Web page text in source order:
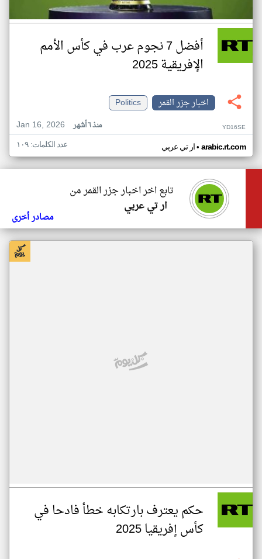
أفضل 7 نجوم عرب في كأس الأمم
الإفريقية 2025
اخبار جزر القمر
Politics
Jan 16, 2026
منذ ٦ أشهر YD16SE
ار تي عربي• arabic.rt.com عدد الكلمات: ١٠٩
تابع اخر اخبار جزر القمر من
ار تي عربي
مصادر أخرى
حكم يعترف بارتكابه خطأ فادحا في
كأس إفريقيا 2025